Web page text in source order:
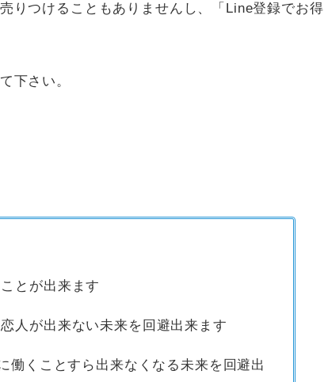
りつけることもありませんし、「Line登録でお得
下さい。
とが出来ます
人が出来ない未来を回避出来ます
働くことすら出来なくなる未来を回避出